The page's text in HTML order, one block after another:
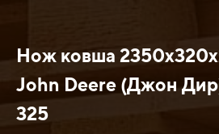
Нож ковша
John Deere (Джон
325